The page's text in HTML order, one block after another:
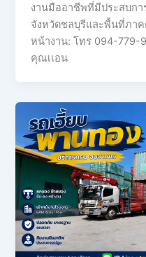
งานมืออาชีพที่มีประสบก
จังหวัดชลบุรีและพื้นที่ภา
หน้างาน: โทร 094-
คุณเเอน